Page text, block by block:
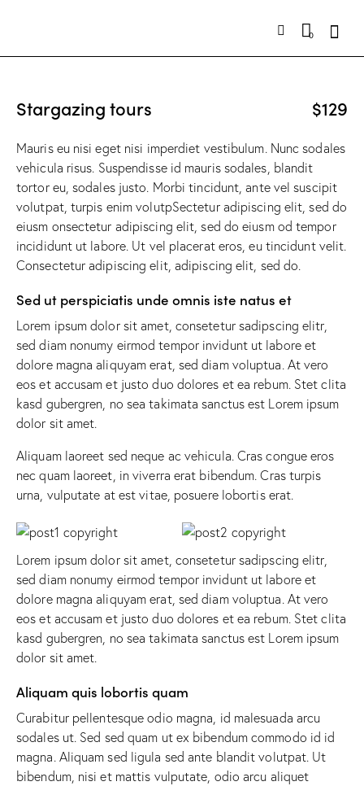
0
Stargazing tours $129
Mauris eu nisi eget nisi imperdiet vestibulum. Nunc sodales
vehicula risus. Suspendisse id mauris sodales, blandit
tortor eu, sodales justo. Morbi tincidunt, ante vel suscipit
volutpat, turpis enim volutpSectetur adipiscing elit, sed do
eiusm onsectetur adipiscing elit, sed do eiusm od tempor
incididunt ut labore. Ut vel placerat eros, eu tincidunt velit.
Consectetur adipiscing elit, adipiscing elit, sed do.
Sed ut perspiciatis unde omnis iste natus et
Lorem ipsum dolor sit amet, consetetur sadipscing elitr,
sed diam nonumy eirmod tempor invidunt ut labore et
dolore magna aliquyam erat, sed diam voluptua. At vero
eos et accusam et justo duo dolores et ea rebum. Stet clita
kasd gubergren, no sea takimata sanctus est Lorem ipsum
dolor sit amet.
Aliquam laoreet sed neque ac vehicula. Cras congue eros
nec quam laoreet, in viverra erat bibendum. Cras turpis
urna, vulputate at est vitae, posuere lobortis erat.
Lorem ipsum dolor sit amet, consetetur sadipscing elitr,
sed diam nonumy eirmod tempor invidunt ut labore et
dolore magna aliquyam erat, sed diam voluptua. At vero
eos et accusam et justo duo dolores et ea rebum. Stet clita
kasd gubergren, no sea takimata sanctus est Lorem ipsum
dolor sit amet.
Aliquam quis lobortis quam
Curabitur pellentesque odio magna, id malesuada arcu
sodales ut. Sed sed quam ut ex bibendum commodo id id
magna. Aliquam sed ligula sed ante blandit volutpat. Ut
bibendum, nisi et mattis vulputate, odio arcu aliquet